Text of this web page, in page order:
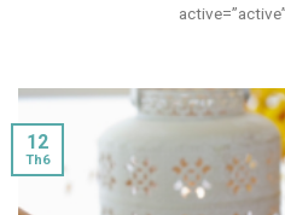
12
Th6